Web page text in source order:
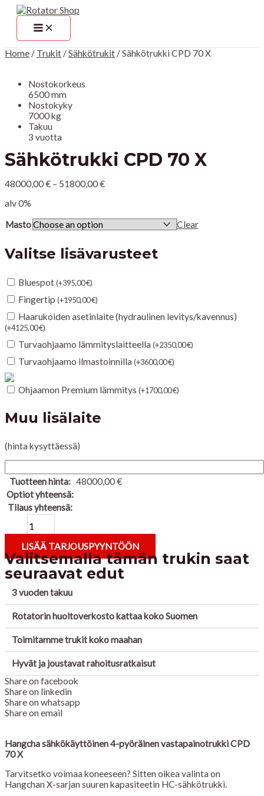
Siirry
sisältöönMENU
Home / Trukit /Sähkötrukit / Sähkötrukki CPD 70 X
Nostokorkeus
6500 mm
Nostokyky
7000 kg
Takuu
3 vuotta
Sähkötrukki CPD 70 X
48000,00€ – 51800,00€
alv 0%
Masto
Clear
Valitse lisävarusteet
Bluespot(+395,00€)
Fingertip (+1950,00€)
Haarukoiden asetinlaite (hydraulinen levitys/kavennus)
(+4125,00€)
Turvaohjaamo lämmityslaitteella (+2350,00€)
Turvaohjaamo ilmastoinnilla (+3600,00€)
Ohjaamon Premium lämmitys (+1700,00€)
Muu lisälaite
(hinta kysyttäessä)
Tuotteen hinta: 48000,00€
Optiot yhteensä:
Tilaus yhteensä:
Sähkötrukki
CPD
LISÄÄ TARJOUSPYYNTÖÖN
Valitsemalla tämän trukin saat
seuraavat edut
3 vuoden takuu
Rotatorin huoltoverkosto kattaa koko Suomen
Toimitamme trukit koko maahan
Hyvät ja joustavat rahoitusratkaisut
Share on facebook
Share on linkedin
Share on whatsapp
Share on email
Hangcha sähkökäyttöinen 4-pyöräinen vastapainotrukki CPD
70 X
Tarvitsetko voimaa koneeseen? Sitten oikea valinta on
Hangchan X-sarjan suuren kapasiteetin HC-sähkötrukki.